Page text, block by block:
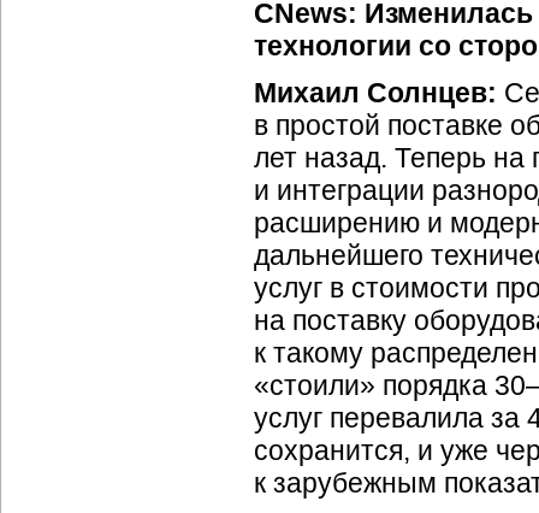
CNews:
технологии со
Михаил Солнцев:
в простой поставке
лет назад. Теперь на
и интеграции
расширению и
дальнейшего
услуг в стоимости
на поставку
к такому
«стоили» порядка
услуг перевалила за
сохранится, и уже
к зарубежным